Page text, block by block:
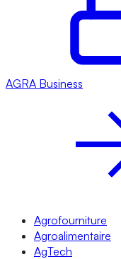
AGRA Business
Agrofourniture
Agroalimentaire
AgTech